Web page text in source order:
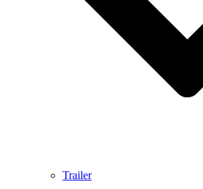
Trailer